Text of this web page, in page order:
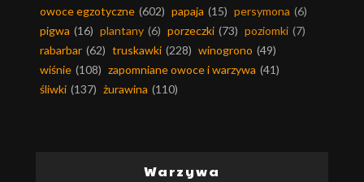
owoce egzotyczne (602) papaja (15) persymona (6)
pigwa (16) plantany (6) porzeczki (73) poziomki (7)
rabarbar (62) truskawki (228) winogrono (49)
wiśnie (108) zapomniane owoce i warzywa (41)
śliwki (137) żurawina (110)
Warzywa